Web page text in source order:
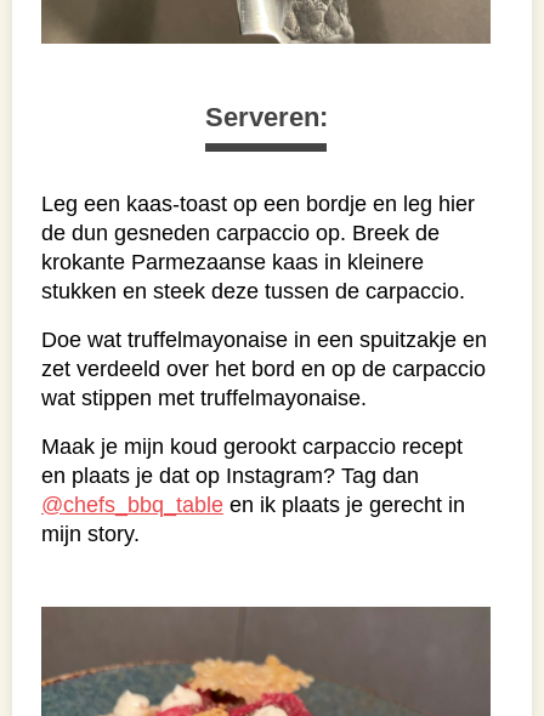
Serveren:
Leg een kaas-toast op een bordje en leg hier
de dun gesneden carpaccio op. Breek de
krokante Parmezaanse kaas in kleinere
stukken en steek deze tussen de carpaccio.
Doe wat truffelmayonaise in een spuitzakje en
zet verdeeld over het bord en op de carpaccio
wat stippen met truffelmayonaise.
Maak je mijn koud gerookt carpaccio recept
en plaats je dat op Instagram? Tag dan
@chefs_bbq_table en ik plaats je gerecht in
mijn story.